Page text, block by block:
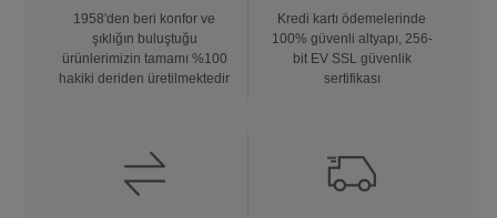
1958'den beri konfor ve
şıklığın buluştuğu
ürünlerimizin tamamı %100
hakiki deriden üretilmektedir
Kredi kartı ödemelerinde
100% güvenli altyapı, 256-
bit EV SSL güvenlik
sertifikası